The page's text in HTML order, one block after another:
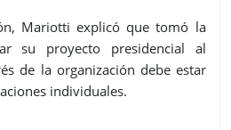
Mariotti explicó que tomó la
su proyecto presidencial al
de la organización debe estar
individuales.